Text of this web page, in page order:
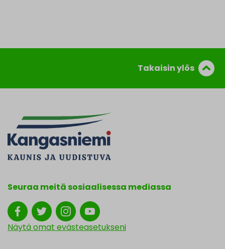
Takaisin ylös
Seuraa meitä sosiaalisessa mediassa
Näytä omat evästeasetukseni